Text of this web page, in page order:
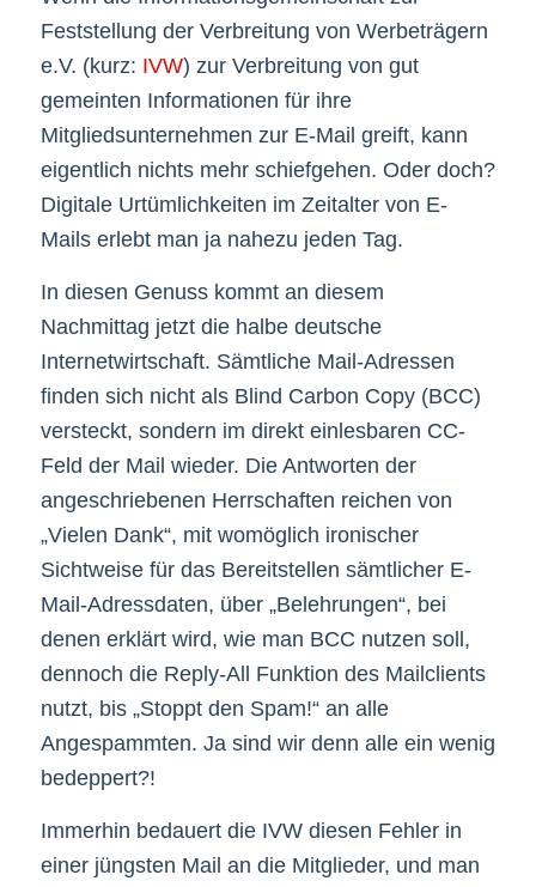
Feststellung der Verbreitung von Werbeträgern
e.V. (kurz: IVW) zur Verbreitung von gut
gemeinten Informationen für ihre
Mitgliedsunternehmen zur E-Mail greift, kann
eigentlich nichts mehr schiefgehen. Oder doch?
Digitale Urtümlichkeiten im Zeitalter von E-
Mails erlebt man ja nahezu jeden Tag.
In diesen Genuss kommt an diesem
Nachmittag jetzt die halbe deutsche
Internetwirtschaft. Sämtliche Mail-Adressen
finden sich nicht als Blind Carbon Copy (BCC)
versteckt, sondern im direkt einlesbaren CC-
Feld der Mail wieder. Die Antworten der
angeschriebenen Herrschaften reichen von
„Vielen Dank“, mit womöglich ironischer
Sichtweise für das Bereitstellen sämtlicher E-
Mail-Adressdaten, über „Belehrungen“, bei
denen erklärt wird, wie man BCC nutzen soll,
dennoch die Reply-All Funktion des Mailclients
nutzt, bis „Stoppt den Spam!“ an alle
Angespammten. Ja sind wir denn alle ein wenig
bedeppert?!
Immerhin bedauert die IVW diesen Fehler in
einer jüngsten Mail an die Mitglieder, und man